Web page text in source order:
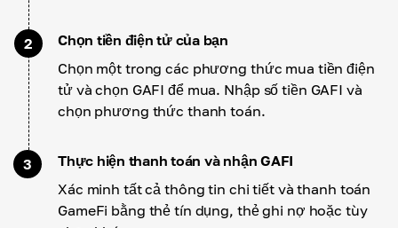
2
Chọn tiền điện tử của bạn
Chọn một trong các phương thức mua tiền điện
tử và chọn GAFI để mua. Nhập số tiền GAFI và
chọn phương thức thanh toán.
3
Thực hiện thanh toán và nhận GAFI
Xác minh tất cả thông tin chi tiết và thanh toán
GameFi bằng thẻ tín dụng, thẻ ghi nợ hoặc tùy